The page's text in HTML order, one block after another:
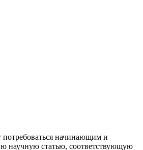
начинающим и
научную статью, соответствующую